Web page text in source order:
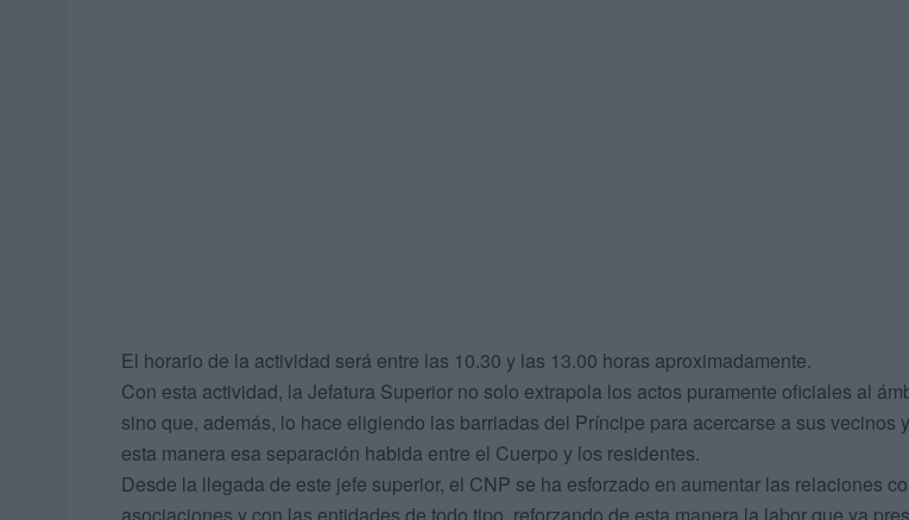
El horario de la actividad será entre las 10.30 y las 13.00 horas aproximadamente.
Con esta actividad, la Jefatura Superior no solo extrapola los actos puramente oficiales al
sino que, además, lo hace eligiendo las barriadas del Príncipe para acercarse a sus vecinos
esta manera esa separación habida entre el Cuerpo y los residentes.
Desde la llegada de este jefe superior, el CNP se ha esforzado en aumentar las relaciones